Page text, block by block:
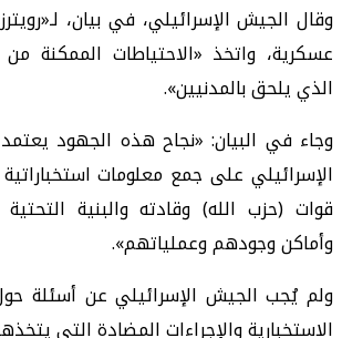
وقال الجيش الإسرائيلي، في بيان،
عسكرية، واتخذ «الاحتياطات الممكنة
الذي يلحق بالمدنيين».
وجاء في البيان: «نجاح هذه الجهود
الإسرائيلي على جمع معلومات
قوات (حزب الله) وقادته والبنية التحتية
وأماكن وجودهم وعملياتهم».
ولم يُجب الجيش الإسرائيلي عن أسئلة
الاستخبارية والإجراءات المضادة التي